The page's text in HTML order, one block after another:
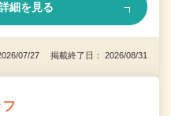
細を見る
07/27 掲載終了日： 2026/08/31